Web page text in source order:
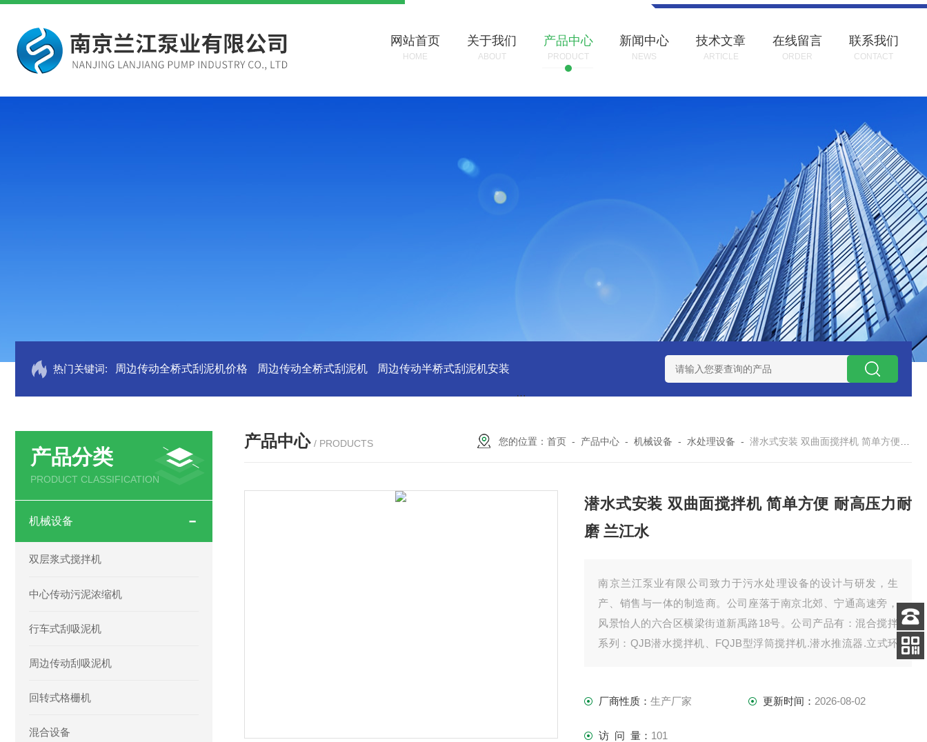
网站首页
HOME
关于我们
ABOUT
产品中心
PRODUCT
新闻中心
NEWS
技术文章
ARTICLE
在线留言
ORDER
联系我们
CONTACT
热门关键词: 周边传动全桥式刮泥机价格 周边传动全桥式刮泥机 周边传动半桥式刮泥机安装 周边传动半桥式刮泥机选型 周边传动半桥式刮泥机
产品分类
PRODUCT CLASSIFICATION
机械设备
双层浆式搅拌机
中心传动污泥浓缩机
行车式刮吸泥机
周边传动刮吸泥机
回转式格栅机
混合设备
产品中心 / PRODUCTS 您的位置：首页 - 产品中心 -机械设备 - 水处理设备 -潜水式安装 双曲面搅拌机 简单方便 耐高压力耐磨 兰江水
潜水式安装 双曲面搅拌机 简单方便 耐高压力耐
磨 兰江水
南京兰江泵业有限公司致力于污水处理设备的设计与研发，生
产、销售与一体的制造商。公司座落于南京北郊、宁通高速旁，
风景怡人的六合区横梁街道新禹路18号。公司产品有：混合搅拌
系列：QJB潜水搅拌机、FQJB型浮筒搅拌机.潜水推流器.立式环
厂商性质：生产厂家 更新时间： 2026-08-02
访 问 量： 101
客服
电话